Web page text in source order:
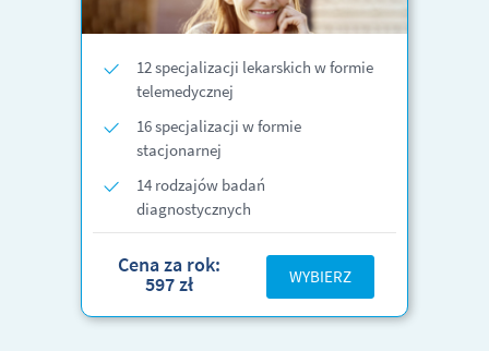
12 specjalizacji lekarskich w formie
telemedycznej
16 specjalizacji w formie
stacjonarnej
14 rodzajów badań
diagnostycznych
Cena za rok:
597 zł WYBIERZ